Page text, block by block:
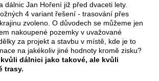
dálnic Jan Hoření již před dvaceti lety.
4 variant řešení - trasování přes
zvoleno. O důvodech se můžeme jen
nakoupené pozemky v uvažované
za projekt a stavbu v místě, kde je to
na jakékoliv jiné hodnoty kromě zisku?
dálnici jako takové, ale kvůli
trasy.